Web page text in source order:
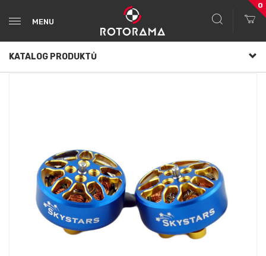
MENU
0
KATALOG PRODUKTŮ